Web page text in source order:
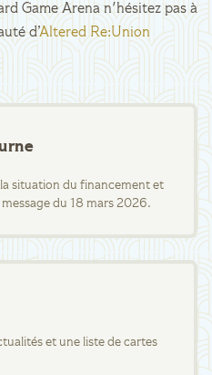
Game Arena n'hésitez pas à
d’Altered Re:Union
situation du financement et
du 18 mars 2026.
et une liste de cartes